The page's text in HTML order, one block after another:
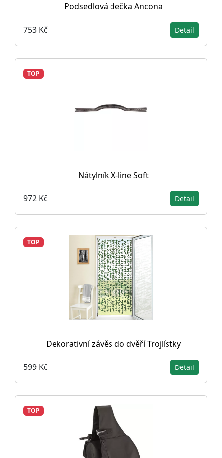
Podsedlová dečka Ancona
753 Kč Detail
TOP
Nátylník X-line Soft
972 Kč Detail
TOP
Dekorativní závěs do dvěří Trojlístky
599 Kč Detail
TOP